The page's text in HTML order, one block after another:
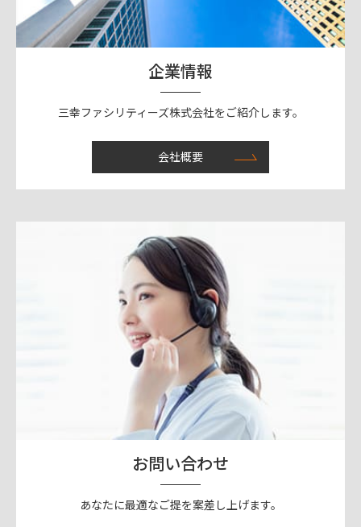
企業情報
三幸ファシリティーズ株式会社をご紹介します。
会社概要
お問い合わせ
あなたに最適なご提を案差し上げます。